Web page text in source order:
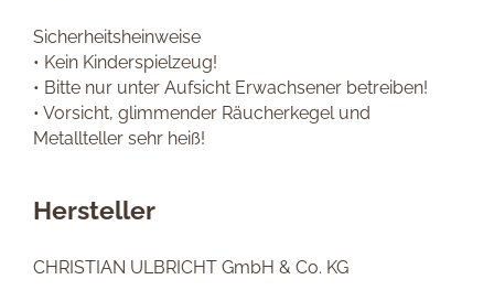
Sicherheitsheinweise
• Kein Kinderspielzeug!
• Bitte nur unter Aufsicht Erwachsener betreiben!
• Vorsicht, glimmender Räucherkegel und
Metallteller sehr heiß!
Hersteller
CHRISTIAN ULBRICHT GmbH & Co. KG